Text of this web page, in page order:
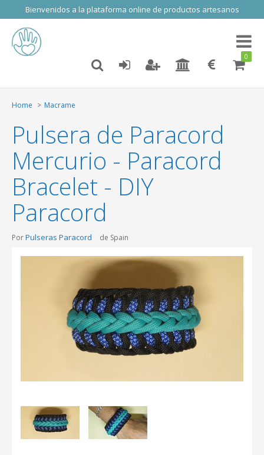
Bienvenidos a la plataforma online de productos artesanos
Toggle
0
Home Macrame
Pulsera de Paracord
Mercurio - Paracord
Bracelet - DIY
Paracord
PorPulseras Paracord de Spain